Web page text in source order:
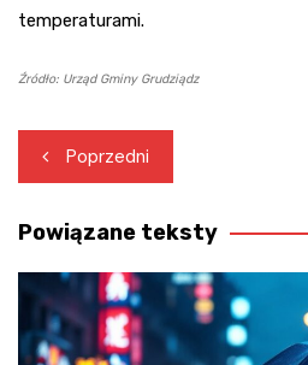
temperaturami.
Źródło: Urząd Gminy Grudziądz
Nawigacja
wpisu
Poprzedni
Powiązane teksty